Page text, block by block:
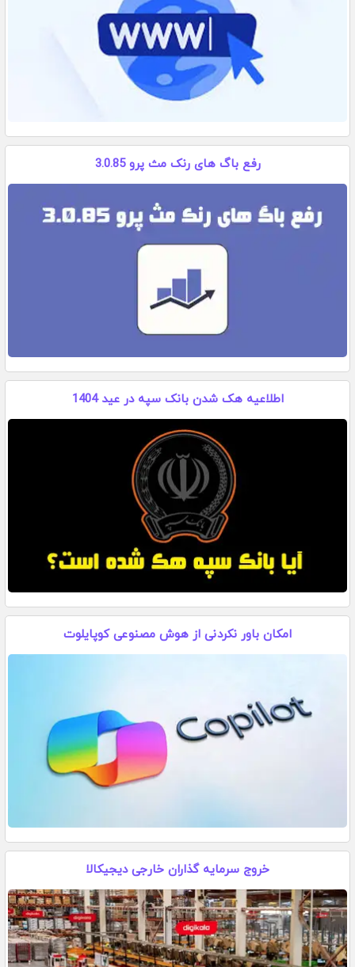
رفع باگ های رنک مث پرو 3.0.85
اطلاعیه هک شدن بانک سپه در عید 1404
امکان باور نکردنی از هوش مصنوعی کوپایلوت
خروج سرمایه گذاران خارجی دیجیکالا